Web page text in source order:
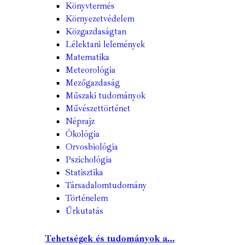
Könyvtermés
Környezetvédelem
Közgazdaságtan
Lélektani lelemények
Matematika
Meteorológia
Mezőgazdaság
Műszaki tudományok
Művészettörténet
Néprajz
Ökológia
Orvosbiológia
Pszichológia
Statisztika
Társadalomtudomány
Történelem
Űrkutatás
Tehetségek és tudományok a...